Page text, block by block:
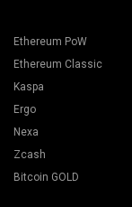
Ethereum PoW
Ethereum Classic
Kaspa
Ergo
Nexa
Zcash
Bitcoin GOLD